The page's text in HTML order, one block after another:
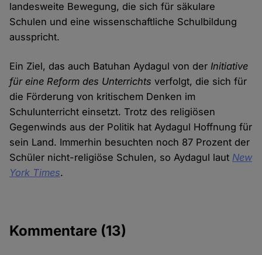
landesweite Bewegung, die sich für säkulare
Schulen und eine wissenschaftliche Schulbildung
ausspricht.
Ein Ziel, das auch Batuhan Aydagul von derInitiative
für eine Reform des Unterrichts verfolgt, die sich für
die Förderung von kritischem Denken im
Schulunterricht einsetzt. Trotz des religiösen
Gegenwinds aus der Politik hat Aydagul Hoffnung für
sein Land. Immerhin besuchten noch 87 Prozent der
Schüler nicht-religiöse Schulen, so Aydagul laut New
York Times.
Kommentare (13)